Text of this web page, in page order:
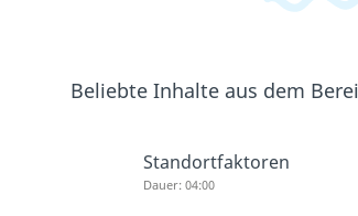
Beliebte Inhalte aus dem
Standortfaktoren
Dauer: 04:00